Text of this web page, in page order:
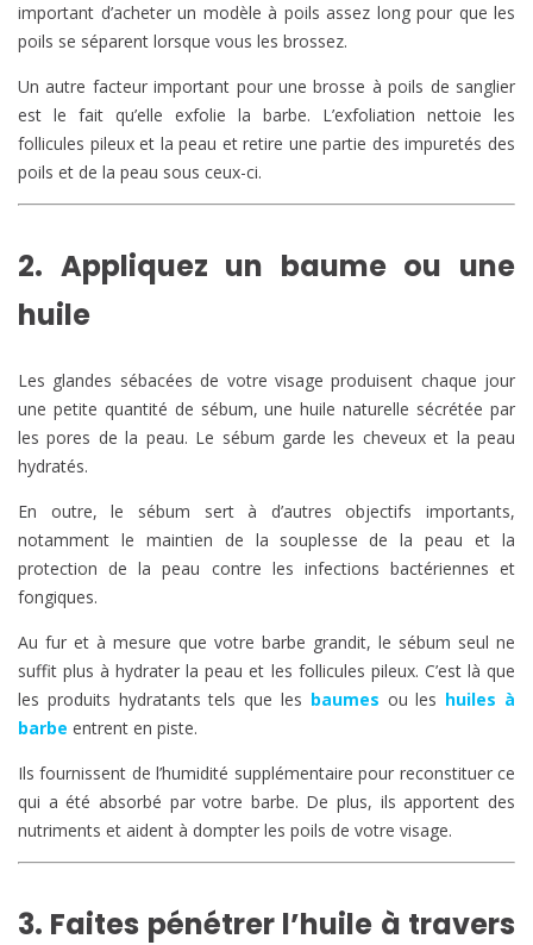
important d’acheter un modèle à poils assez long pour que les
poils se séparent lorsque vous les brossez.
Un autre facteur important pour une brosse à poils de sanglier
est le fait qu’elle exfolie la barbe. L’exfoliation nettoie les
follicules pileux et la peau et retire une partie des impuretés des
poils et de la peau sous ceux-ci.
2. Appliquez un baume ou une
huile
Les glandes sébacées de votre visage produisent chaque jour
une petite quantité de sébum, une huile naturelle sécrétée par
les pores de la peau. Le sébum garde les cheveux et la peau
hydratés.
En outre, le sébum sert à d’autres objectifs importants,
notamment le maintien de la souplesse de la peau et la
protection de la peau contre les infections bactériennes et
fongiques.
Au fur et à mesure que votre barbe grandit, le sébum seul ne
suffit plus à hydrater la peau et les follicules pileux. C’est là que
les produits hydratants tels que les baumes ou les huiles à
barbe entrent en piste.
Ils fournissent de l’humidité supplémentaire pour reconstituer ce
qui a été absorbé par votre barbe. De plus, ils apportent des
nutriments et aident à dompter les poils de votre visage.
3. Faites pénétrer l’huile à travers